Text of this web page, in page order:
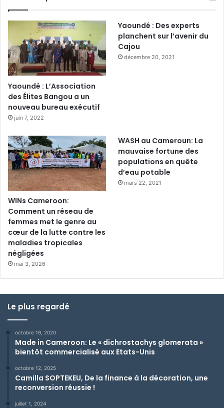
Yaoundé : L’Association
des Élites Bangou a un
nouveau bureau exécutif
juin 7, 2022
Yaoundé : Des experts
planchent sur l’avenir du
Cajou
décembre 20, 2021
WINs Cameroon:
Comment un réseau de
femmes met le genre au
cœur de la lutte contre les
maladies tropicales
négligées
mai 3, 2026
WASH au Cameroun: La
mauvaise fortune des
populations en quête
d’eau potable
mars 22, 2021
Le plus regardé
octobre 19, 2020
Made in Cameroon: Le « dichrostachys glomerata »
bientôt commercialisé aux Etats-Unis
octobre 12, 2025
Camilla SOPTEKEU, De la finance à la décoration, une
reconversion réussie !
juillet 1, 2024